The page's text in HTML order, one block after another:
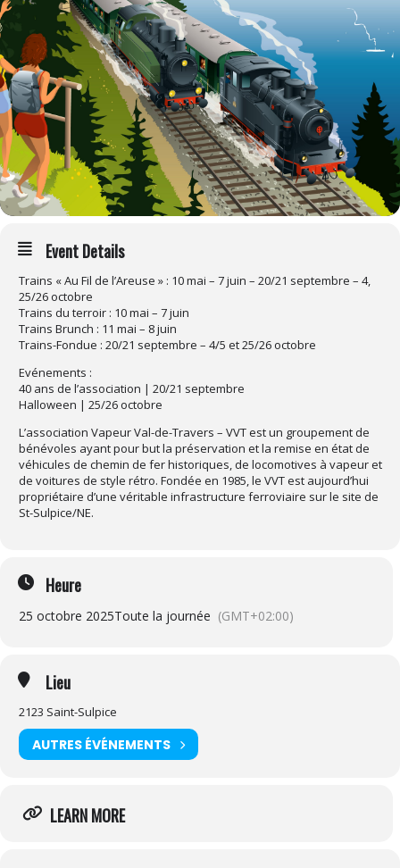
Event Details
Trains « Au Fil de l’Areuse » : 10 mai – 7 juin – 20/21 septembre – 4,
25/26 octobre
Trains du terroir : 10 mai – 7 juin
Trains Brunch : 11 mai – 8 juin
Trains-Fondue : 20/21 septembre – 4/5 et 25/26 octobre
Evénements :
40 ans de l’association | 20/21 septembre
Halloween | 25/26 octobre
L’association Vapeur Val-de-Travers – VVT est un groupement de
bénévoles ayant pour but la préservation et la remise en état de
véhicules de chemin de fer historiques, de locomotives à vapeur et
de voitures de style rétro. Fondée en 1985, le VVT est aujourd’hui
propriétaire d’une véritable infrastructure ferroviaire sur le site de
St-Sulpice/NE.
Heure
25 octobre 2025Toute la journée (GMT+02:00)
Lieu
2123 Saint-Sulpice
AUTRES ÉVÉNEMENTS
LEARN MORE